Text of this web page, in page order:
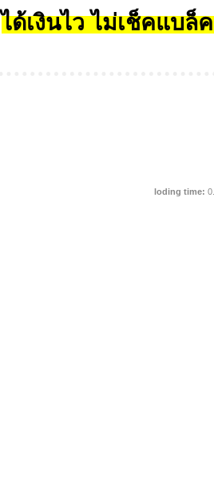
ได้เงินไว ไม่เช็คแบล็
loding time: